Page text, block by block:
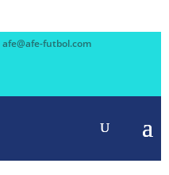
afe@afe-futbol.com